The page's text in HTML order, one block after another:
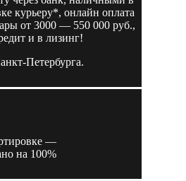
курьеру*, онлайн оплата
от 3000 — 550 000 руб.,
и в лизинг!
Петербурга.
—
на 100%